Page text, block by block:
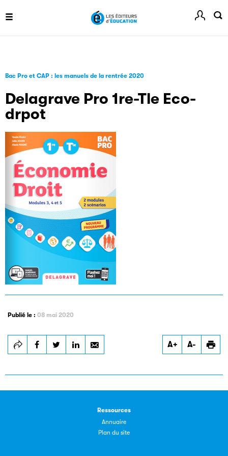
Bac Pro et CAP : les manuels de la rentrée 2020
Delagrave Pro 1re-Tle Eco-
drpot
Publié le : 08 mai 2020
A+ A-
Ressources
Annuaire
Plan du site
La plateforme LivrEmploi regroupe toutes les offres
Clic.EDIt
Clic.EDIt, pour faciliter les échanges informatisés entre
tous les acteurs de la filière de la fabrication de livres.
enfants de CM1 et de CM2.
Partenaire